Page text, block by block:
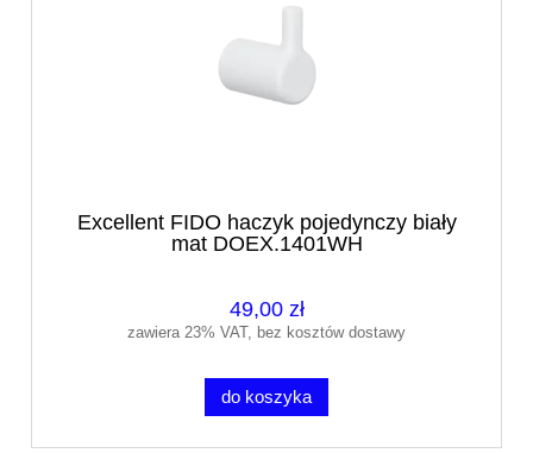
Excellent FIDO haczyk pojedynczy biały
mat DOEX.1401WH
49,00 zł
zawiera 23% VAT, bez kosztów dostawy
do koszyka